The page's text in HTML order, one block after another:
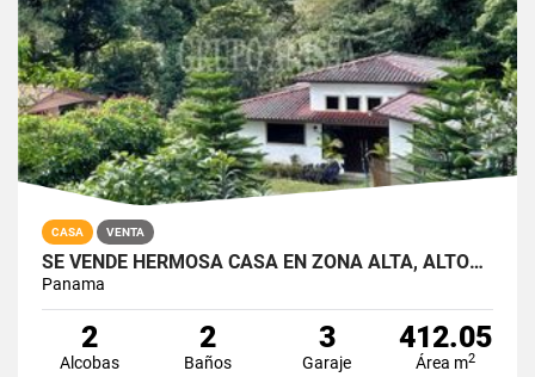
CASA VENTA
SE VENDE HERMOSA CASA EN ZONA ALTA, ALTOS DEL MARIA
Panama
2
Alcobas
2
Baños
3
Garaje
412.05
Área m2